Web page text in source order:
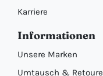
Karriere
Informationen
Unsere Marken
Umtausch & Retoure